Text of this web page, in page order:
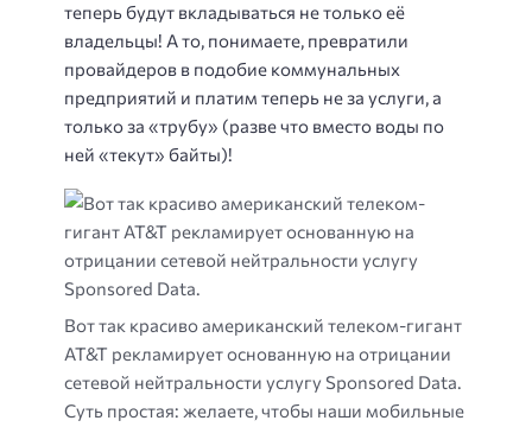
теперь будут вкладываться не только её
владельцы! А то, понимаете, превратили
провайдеров в подобие коммунальных
предприятий и платим теперь не за услуги, а
только за «трубу» (разве что вместо воды по
ней «текут» байты)!
Вот так красиво американский телеком-гигант
AT&T рекламирует основанную на отрицании
сетевой нейтральности услугу Sponsored Data.
Суть простая: желаете, чтобы наши мобильные